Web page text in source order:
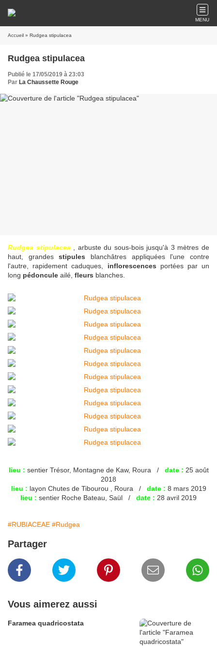
MENU
Accueil » Rudgea stipulacea
Rudgea stipulacea
Publié le 17/05/2019 à 23:03
Par La Chaussette Rouge
Rudgea stipulacea , arbuste du sous-bois jusqu'à 3 mètres de
haut, grandesstipules blanchâtres appliquées l'une contre
l'autre, rapidement caduques, inflorescences portées par un
long pédoncule ailé, fleurs blanches.
lieu : sentier Trésor, Montagne de Kaw, Roura / date : 25 août
2018
lieu : layon Chutes de Tibourou , Roura / date : 8 mars 2019
lieu : sentier Roche Bateau, Saül / date : 28 avril 2019
#RUBIACEAE #Rudgea
Partager
Vous aimerez aussi
Faramea quadricostata